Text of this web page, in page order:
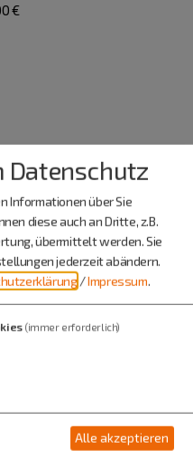
€
beträgt pro
gibt es nicht.
Datenschutz
Informationen über Sie
diese auch an Dritte, z.B.
übermittelt werden. Sie
jederzeit abändern.
/Impressum.
(immer erforderlich)
Alle akzeptieren